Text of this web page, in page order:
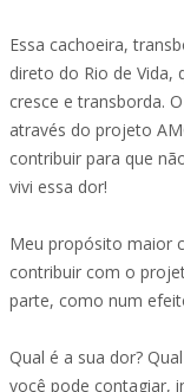
Essa cachoeira,
direto do Rio de Vida,
cresce e transborda.
através do projeto
contribuir para que
vivi essa dor!
Meu propósito maior
contribuir com o
parte, como num
Qual é a sua dor?
você pode contagiar,